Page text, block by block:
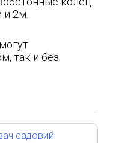
и 2м.
так и без.
садовий